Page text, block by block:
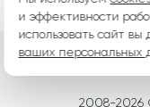
День
2008-2026
и эффективности
использовать сайт
ваших персональных